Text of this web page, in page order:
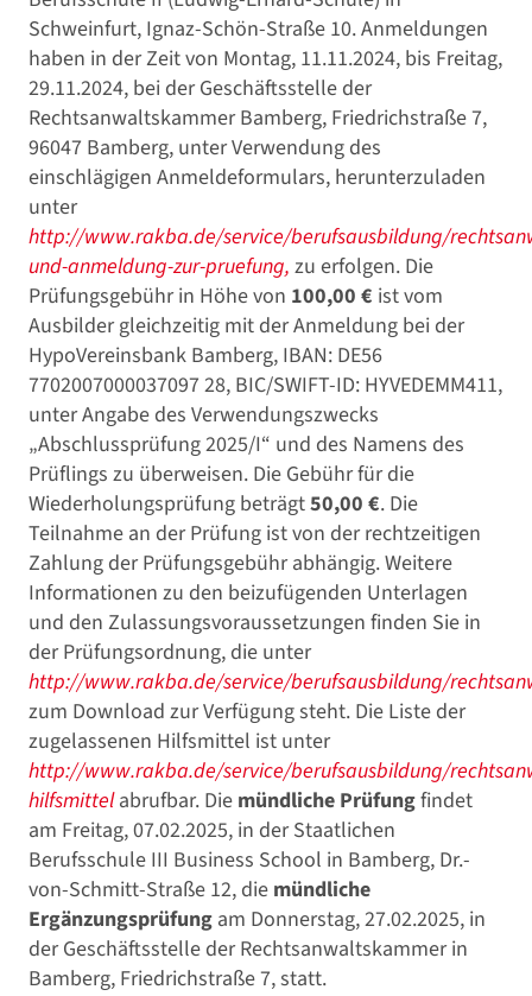
Schweinfurt, Ignaz-Schön-Straße 10. Anmeldungen
haben in der Zeit von Montag, 11.11.2024, bis Freitag,
29.11.2024, bei der Geschäftsstelle der
Rechtsanwaltskammer Bamberg, Friedrichstraße 7,
96047 Bamberg, unter Verwendung des
einschlägigen Anmeldeformulars, herunterzuladen
unter
http://www.rakba.de/service/berufsausbildung/
und-anmeldung-zur-pruefung, zu erfolgen. Die
Prüfungsgebühr in Höhe von 100,00 € ist vom
Ausbilder gleichzeitig mit der Anmeldung bei der
HypoVereinsbank Bamberg, IBAN: DE56
7702007000037097 28, BIC/SWIFT-ID: HYVEDEMM411,
unter Angabe des Verwendungszwecks
„Abschlussprüfung 2025/I“ und des Namens des
Prüflings zu überweisen. Die Gebühr für die
Wiederholungsprüfung beträgt50,00 €. Die
Teilnahme an der Prüfung ist von der rechtzeitigen
Zahlung der Prüfungsgebühr abhängig. Weitere
Informationen zu den beizufügenden Unterlagen
und den Zulassungsvoraussetzungen finden Sie in
der Prüfungsordnung, die unter
http://www.rakba.de/service/berufsausbildung/
zum Download zur Verfügung steht. Die Liste der
zugelassenen Hilfsmittel ist unter
http://www.rakba.de/service/berufsausbildung/
hilfsmittelabrufbar. Die mündliche Prüfungfindet
am Freitag, 07.02.2025, in der Staatlichen
Berufsschule III Business School in Bamberg, Dr.-
von-Schmitt-Straße 12, die mündliche
Ergänzungsprüfung am Donnerstag, 27.02.2025, in
der Geschäftsstelle der Rechtsanwaltskammer in
Bamberg, Friedrichstraße 7, statt.